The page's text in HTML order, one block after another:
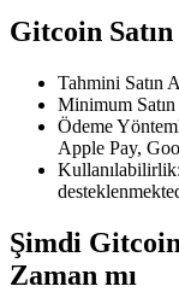
COIN-M
TradFi
Hisse senetleri,
Gitcoin
Tahmini Satın
Minimum Satın
Ödeme
Apple Pay,
Kullanılabilirlik:
Şimdi
Zaman mı